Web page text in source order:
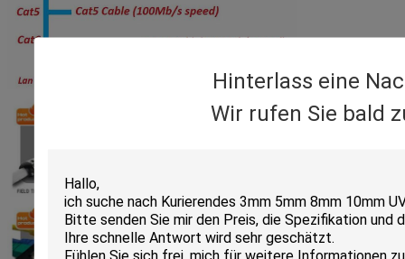
Hinterlass eine
Wir rufen Sie bald